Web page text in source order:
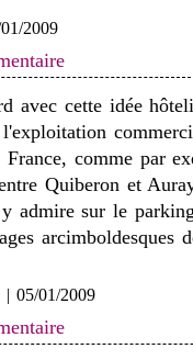
2009
avec cette idée
France, comme par
Quiberon et
admire sur le
arcimboldesques
05/01/2009